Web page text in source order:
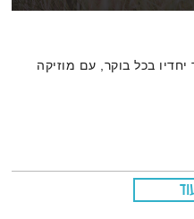
בכל בוקר, עם מוזיקה